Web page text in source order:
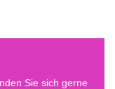
Sie sich gerne